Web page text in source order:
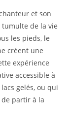
et son
de la vie
les pieds, le
créent une
expérience
accessible à
gelés, ou qui
partir à la